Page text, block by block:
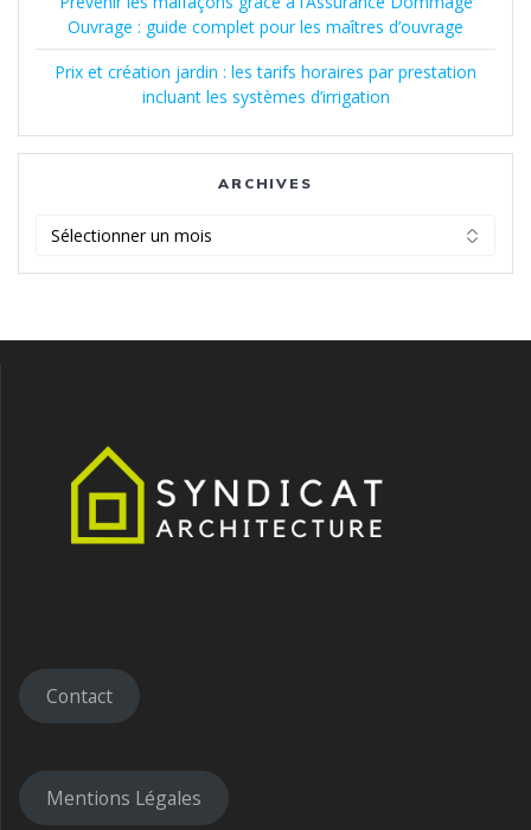
Ouvrage : guide complet pour les maîtres d’ouvrage
Prix et création jardin : les tarifs horaires par prestation
incluant les systèmes d’irrigation
ARCHIVES
Contact
Mentions Légales